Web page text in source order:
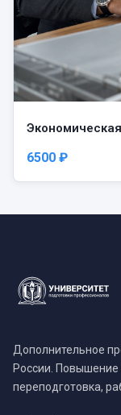
6500 ₽
Дополнительное
России.
переподготовка,